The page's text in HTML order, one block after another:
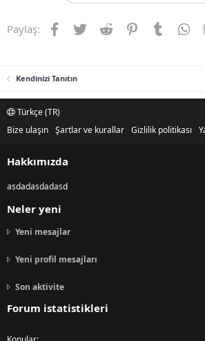
Paylaş: Facebook
TwitterReddit PinterestTumblr
Kendinizi Tanıtın
Türkçe (TR)
Bize ulaşın Şartlar ve kurallar Gizlilik politikası
Hakkımızda
asdadasdadasd
Neler yeni
Yeni mesajlar
Yeni profil mesajları
Son aktivite
Forum istatistikleri